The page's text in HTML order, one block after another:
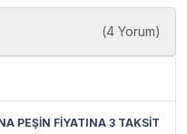
(4 Yorum)
PEŞİN FİYATINA 3 TAKSİT